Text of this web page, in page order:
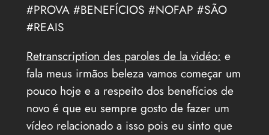
#PROVA #BENEFÍCIOS #NOFAP #SÃO
#REAIS
Retranscription des paroles de la vidéo: e
fala meus irmãos beleza vamos começar um
pouco hoje e a respeito dos benefícios de
novo é que eu sempre gosto de fazer um
vídeo relacionado a isso pois eu sinto que